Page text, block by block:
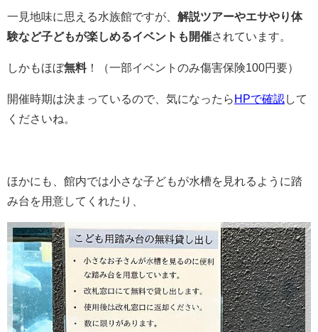
一見地味に思える水族館ですが、 解説ツアーやエサやり体
験など子どもが楽しめるイベントも開催されています。
しかもほぼ無料！（一部イベントのみ傷害保険100円要）
開催時期は決まっているので、気になったら HPで確認して
くださいね。
ほかにも、館内では小さな子どもが水槽を見れるように踏
み台を用意してくれたり、